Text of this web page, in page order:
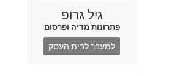
גיל גרופ
פתרונות מדיה ופרסום
למעבר לבית העסק